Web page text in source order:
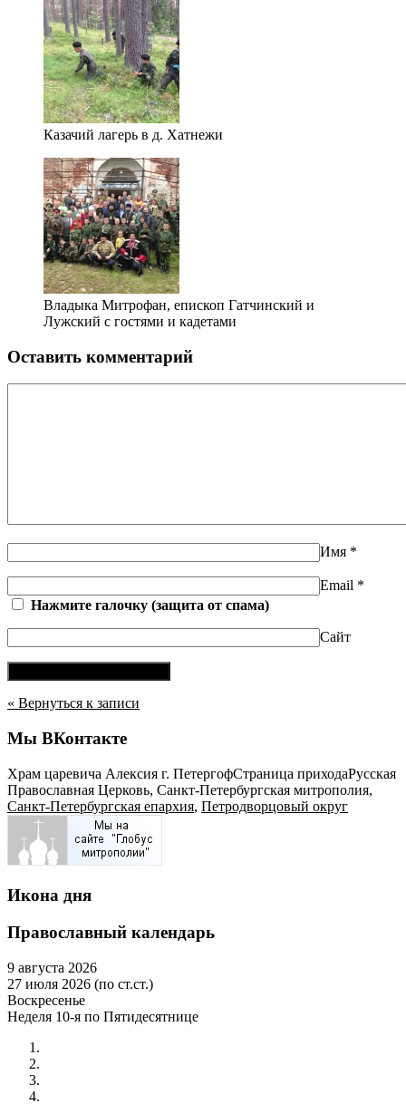
Казачий лагерь в д. Хатнежи
Владыка Митрофан, епископ Гатчинский и
Лужский с гостями и кадетами
Оставить комментарий
Имя *
Email *
Нажмите галочку (защита от спама)
Сайт
« Вернуться к записи
Мы ВКонтакте
Храм царевича Алексия г. ПетергофСтраница приходаРусская
Православная Церковь, Санкт-Петербургская митрополия,
Санкт-Петербургская епархия, Петродворцовый округ
Икона дня
Православный календарь
9 августа 2026
27 июля 2026 (по ст.ст.)
Воскресенье
Неделя 10-я по Пятидесятнице